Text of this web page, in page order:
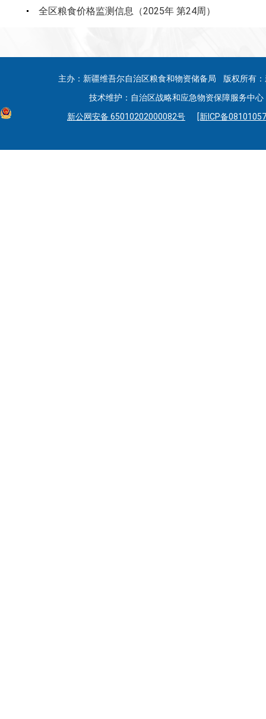
全区粮食价格监测信息（2025年 第24周）
主办：新疆维吾尔自治区粮食和物资储备局 版权所有
技术维护：自治区战略和应急物资保障服务中
新公网安备 65010202000082号
[新ICP备